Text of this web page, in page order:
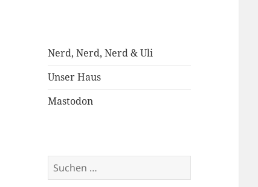
Nerd, Nerd, Nerd & Uli
Unser Haus
Mastodon
Suchen
nach: